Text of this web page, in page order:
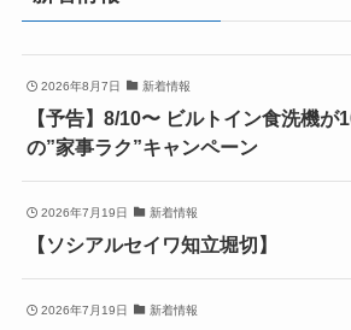
2026年8月7日 新着情報
【予告】8/10〜 ビルトイン食洗機が
の”家事ラク”キャンペーン
2026年7月19日 新着情報
【ソシアルセイワ知立堀切】
2026年7月19日 新着情報